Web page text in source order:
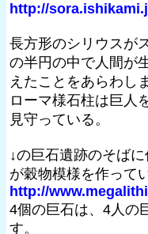
http://
長方形のシリウスが
の半円の中で人間が
えたことをあらわし
ローマ様石柱は巨人
見守っている。
↓の巨石遺跡のそば
が穀物模様を作って
http://
4個の巨石は、4人の
す。